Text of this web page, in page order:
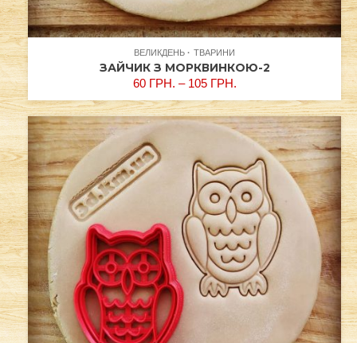
ВЕЛИКДЕНЬ ТВАРИНИ
ЗАЙЧИК З МОРКВИНКОЮ-2
60 ГРН. – 105 ГРН.